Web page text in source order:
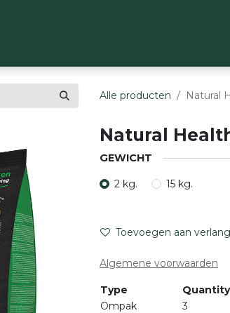
Alle producten Natural
Natural
GEWICHT
2 kg. 15 kg.
Toevoegen aan
Algemene voorwaarden
Type Quantity
Ompak
3